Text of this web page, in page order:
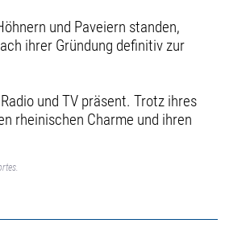
und Paveiern standen,
ihrer Gründung definitiv zur
und TV präsent. Trotz ihres
rheinischen Charme und ihren